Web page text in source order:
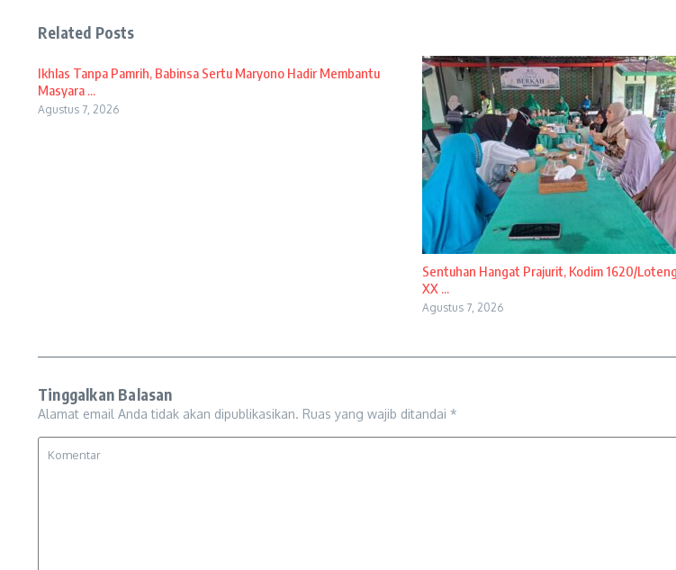
Related Posts
Ikhlas Tanpa Pamrih, Babinsa Sertu Maryono Hadir Membantu
Masyara ...
Agustus 7, 2026
Sentuhan Hangat Prajurit, Kodim 1620/
XX ...
Agustus 7, 2026
Tinggalkan Balasan
Alamat email Anda tidak akan dipublikasikan. Ruas yang wajib ditandai *